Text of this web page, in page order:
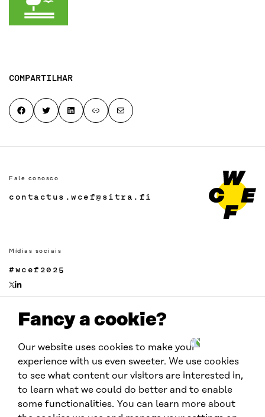
Fancy a cookie?
Our website uses cookies to make your
experience with us even sweeter. We use cookies
to see what content our visitors are interested in,
to learn what we could do better and to enable
some functionalities. You can learn more about
COMPARTILHAR
Share on FacebookShare on TwitterShare on LinkedInCopy page link to clipboard
Share by email
Fale conosco
contactus.wcef@sitra.fi
Mídias sociais
#wcef2025
Links
Acessibilidade
Proteção de Dados
Cookie settings